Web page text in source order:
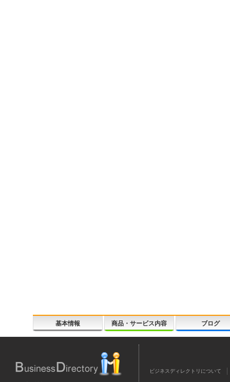
基本情報 商品・サービス内容 ブログ
ビジネスディレクトリについて